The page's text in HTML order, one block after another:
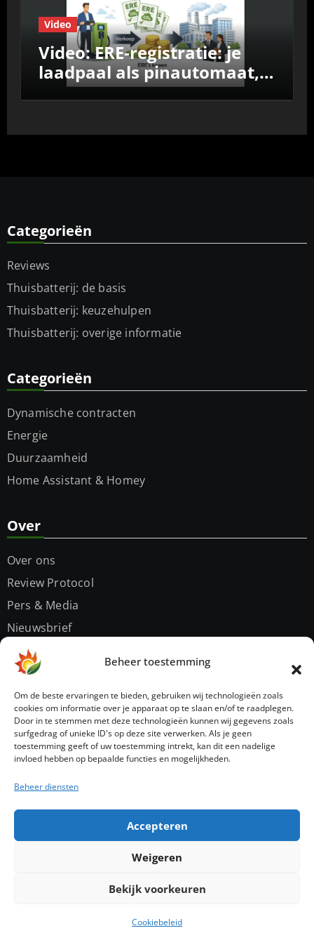
Beheer toestemming
Om de beste ervaringen te bieden, gebruiken wij technologieën zoals
cookies om informatie over je apparaat op te slaan en/of te raadplegen.
Door in te stemmen met deze technologieën kunnen wij gegevens zoals
surfgedrag of unieke ID's op deze site verwerken. Als je geen
toestemming geeft of uw toestemming intrekt, kan dit een nadelige
invloed hebben op bepaalde functies en mogelijkheden.
Beheer diensten
Accepteren
Weigeren
Bekijk voorkeuren
Cookiebeleid
Video
Video: ERE-registratie: je
laadpaal als pinautomaat,
vergelijk de aanbieders
Categorieën
Reviews
Thuisbatterij: de basis
Thuisbatterij: keuzehulpen
Thuisbatterij: overige informatie
Categorieën
Dynamische contracten
Energie
Duurzaamheid
Home Assistant & Homey
Over
Over ons
Review Protocol
Pers & Media
Nieuwsbrief
Contact
Privacybeleid
Sitemap
energienerds
Jouw gids in slimme energie
© Copyright 2026 energienerds.nl